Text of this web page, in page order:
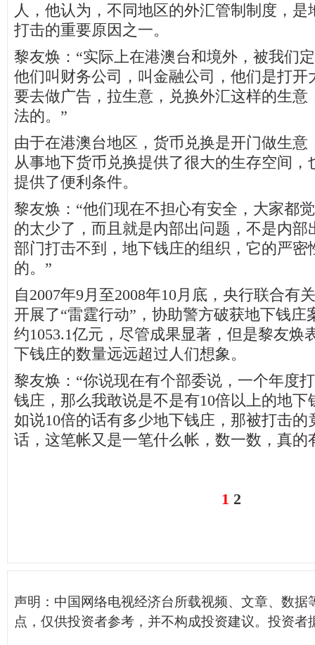
人，他认为，不同地区的外汇管制制度，是
打击的重要原因之一。
黎友焕：“实际上在港澳台和境外，被我们
他们叫财务公司，叫金融公司，他们是打开
要去做广告，拉生意，兑换外汇这样的生意
法的。”
由于在港澳台地区，货币兑换是开门做生意
从事地下货币兑换提供了很大的生存空间，
提供了便利条件。
黎友焕：“他们现在不担心有安全，大家都
的太少了，而且就是内部出问题，不是内部
部门打击不到，地下钱庄的组织，它的严密
的。”
自2007年9月至2008年10月底，央行联合有
开展了“雷霆行动”，协助警方破获地下钱庄
约1053.1亿元，尽管成果显著，但是黎友焕
下钱庄的数量远远超过人们想象。
黎友焕：“你说现在有个部委说，一个年度
钱庄，那么我敢说是不是有10倍以上的地下
如说10倍的话有多少地下钱庄，那被打击的
话，这笔帐又是一笔什么帐，数一数，真的
1 2
声明：中国网络电视经济台所载视频、文章、数据
点，仅供投资者参考，并不构成投资建议。投资者